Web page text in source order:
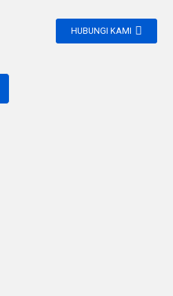
HUBUNGI KAMI